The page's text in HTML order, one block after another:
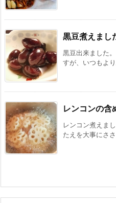
黒豆煮えまし
黒豆出来ました
すが、いつもよ
レンコンの含
レンコン煮えま
たえを大事にさ